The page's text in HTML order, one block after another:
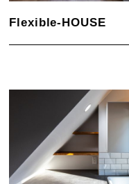
Flexible-HOUSE